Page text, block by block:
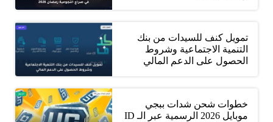
تمويل كنف للسيدات من بنك
التنمية الاجتماعية وشروط
الحصول على الدعم المالي
خطوات شحن شدات ببجي
موبايل 2026 الرسمية عبر الـ ID